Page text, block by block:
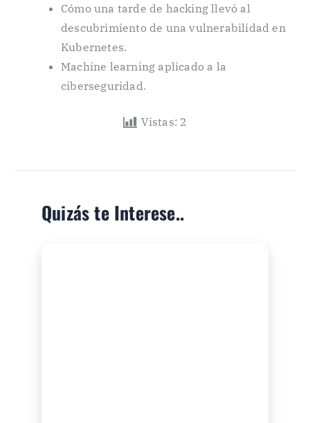
Cómo una tarde de hacking llevó al
descubrimiento de una vulnerabilidad en
Kubernetes.
Machine learning aplicado a la
ciberseguridad.
Vistas: 2
Quizás te Interese..